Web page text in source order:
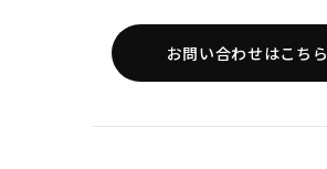
お問い合わせはこちら